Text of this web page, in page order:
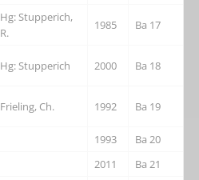
Hg: Stupperich,
R.
1985 Ba 17
Hg: Stupperich 2000 Ba 18
Frieling, Ch. 1992 Ba 19
1993
Ba 20
2011
Ba 21